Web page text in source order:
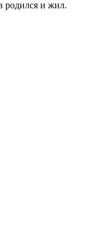
родился и жил.